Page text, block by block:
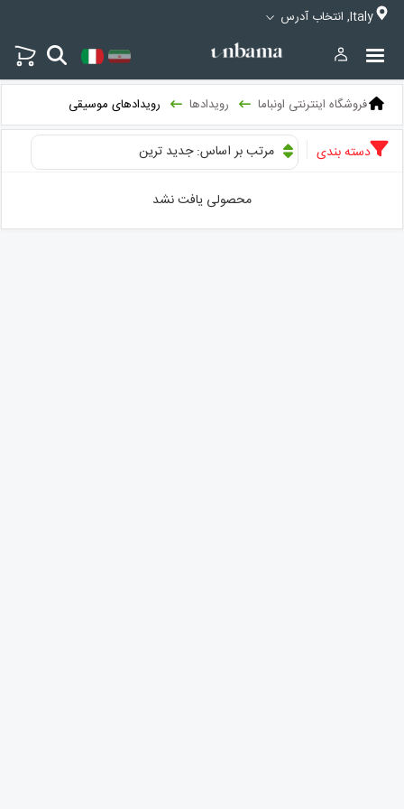
Italy, انتخاب آدرس
فروشگاه اینترنتی اونباما رویدادها رویدادهای موسیقی
مرتب بر اساس: جدید ترین دسته بندی
محصولی یافت نشد